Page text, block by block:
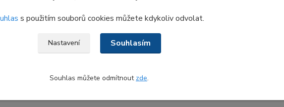
kompatibilitu LCD víka
zadní víka displayepro jeden konkrétní model vypadat na první pohled
se řiďte označeními (kódy) na zadní straně víka nebo tovární konfigurací,
kódu. Service Tag najdete buď na štítku na spodní straně notebooku, nebo v
s použitím souborů cookies můžete kdykoliv odvolat.
Nastavení Souhlasím
Souhlas můžete odmítnout zde.